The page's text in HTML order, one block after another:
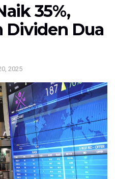
35%,
Dividen Dua
2025